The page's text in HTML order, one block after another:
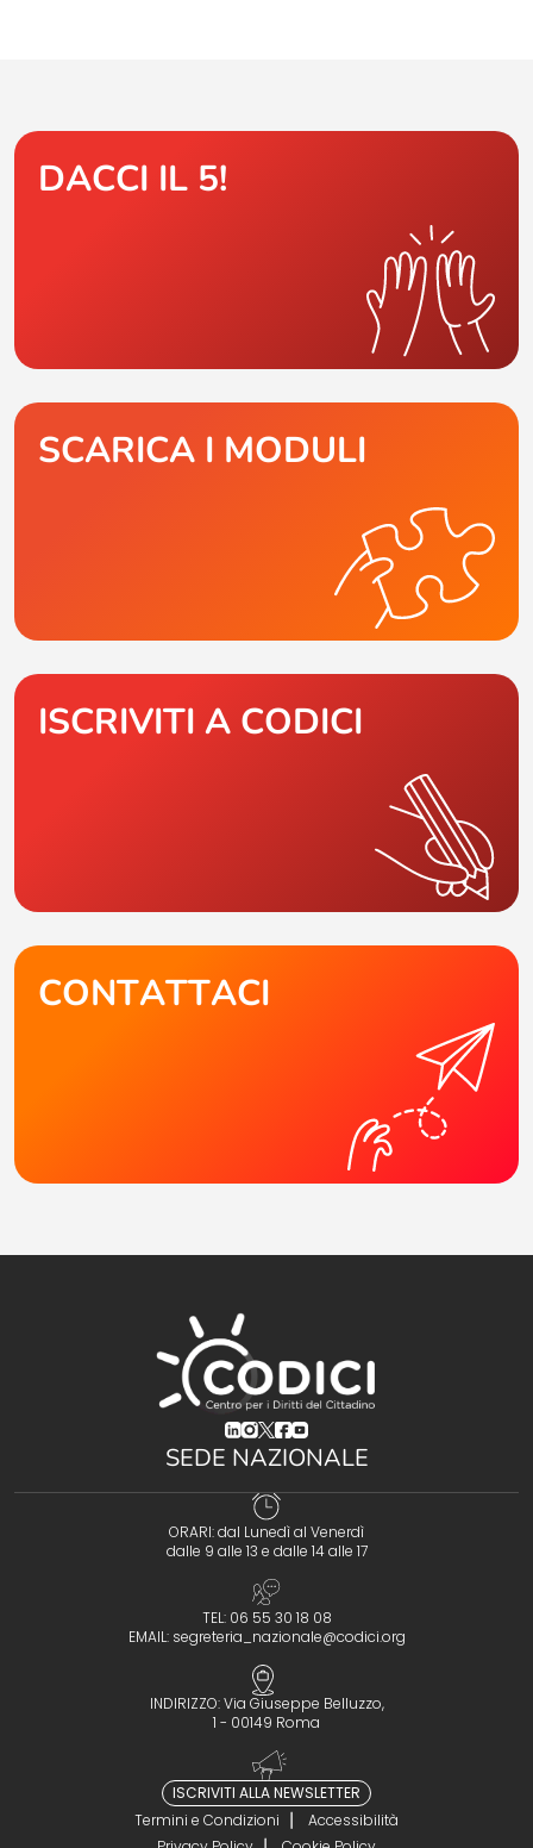
DACCI IL 5!
SCARICA I MODULI
ISCRIVITI A CODICI
CONTATTACI
(opens in a new tab)
(opens in a new tab)
(opens in a new tab)
(opens in a new tab)
(opens in a new tab)
SEDE NAZIONALE
ORARI: dal Lunedì al Venerdì
dalle 9 alle 13 e dalle 14 alle 17
TEL: 06 55 30 18 08
EMAIL: segreteria_nazionale@codici.org
INDIRIZZO: Via Giuseppe Belluzzo,
1 - 00149 Roma
ISCRIVITI ALLA NEWSLETTER
Termini e Condizioni
Accessibilità